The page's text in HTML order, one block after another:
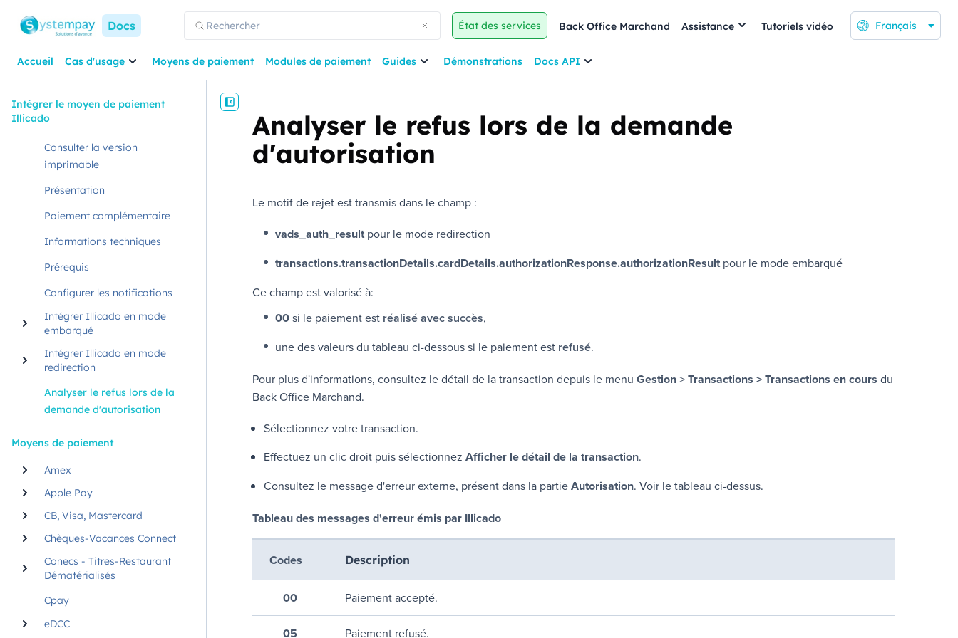
Docs État des services Back Office Marchand Assistance Tutoriels vidéo Français
Accueil Cas d'usage Moyens de paiement Modules de paiement Guides Démonstrations Docs API
Intégrer le moyen de paiement
Illicado
Consulter la version
imprimable
Présentation
Paiement complémentaire
Informations techniques
Prérequis
Configurer les notifications
Intégrer Illicado en mode
embarqué
Intégrer Illicado en mode
redirection
Analyser le refus lors de la
demande d'autorisation
Moyens de paiement
Amex
Apple Pay
CB, Visa, Mastercard
Chèques-Vacances Connect
Conecs - Titres-Restaurant
Dématérialisés
Cpay
eDCC
Analyser le refus lors de la demande
d'autorisation
Le motif de rejet est transmis dans le champ :
vads_auth_resultpour le mode redirection
transactions.transactionDetails.cardDetails.authorizationResponse.authorizationResultpour le mode embarqué
Ce champ est valorisé à:
00si le paiement est réalisé avec succès,
une des valeurs du tableau ci-dessous si le paiement est refusé.
Pour plus d'informations, consultez le détail de la transaction depuis le menu Gestion>Transactions >Transactions en cours du
Back Office Marchand.
Sélectionnez votre transaction.
Effectuez un clic droit puis sélectionnez Afficher le détail de la transaction.
Consultez le message d'erreur externe, présent dans la partieAutorisation. Voir le tableau ci-dessus.
Tableau des messages d'erreur émis par Illicado
Codes Description
00 Paiement accepté.
05 Paiement refusé.